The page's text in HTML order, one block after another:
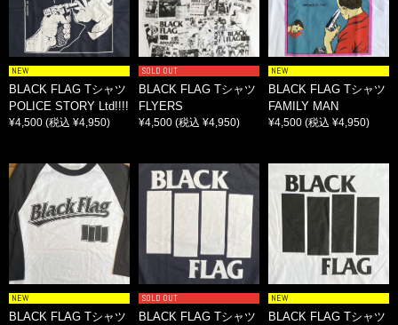
NEW
BLACK FLAG Tシャツ
POLICE STORY Ltd!!!!
¥4,500 (税込 ¥4,950)
SOLD OUT
BLACK FLAG Tシャツ
FLYERS
¥4,500 (税込 ¥4,950)
NEW
BLACK FLAG Tシャツ
FAMILY MAN
¥4,500 (税込 ¥4,950)
NEW
BLACK FLAG Tシャツ
SOLD OUT
BLACK FLAG Tシャツ
NEW
BLACK FLAG Tシャツ